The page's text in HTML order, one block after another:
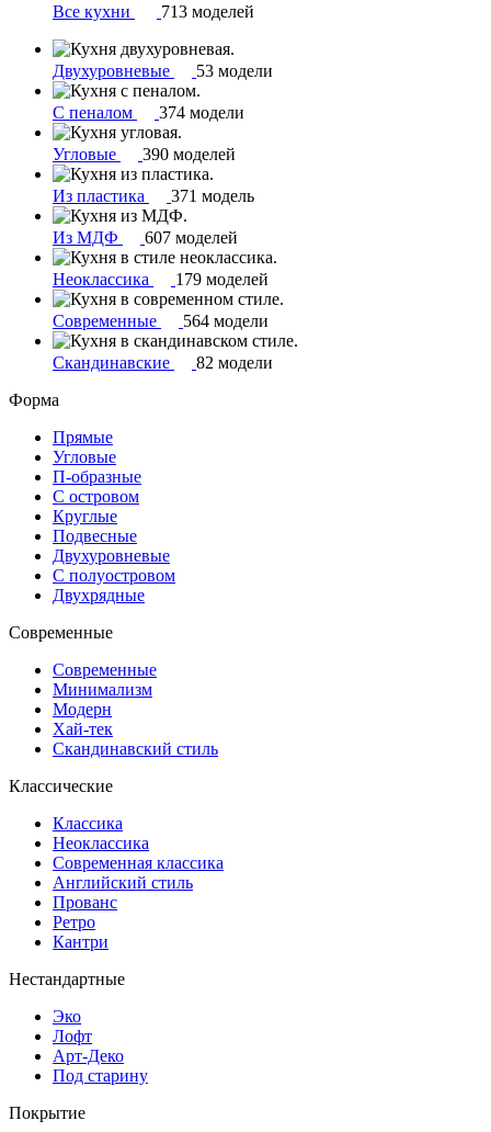
Все кухни 713 моделей
Двухуровневые 53 модели
С пеналом 374 модели
Угловые 390 моделей
Из пластика 371 модель
Из МДФ 607 моделей
Неоклассика 179 моделей
Современные 564 модели
Скандинавские
82 модели
Форма
Прямые
Угловые
П-образные
С островом
Круглые
Подвесные
Двухуровневые
С полуостровом
Двухрядные
Современные
Современные
Минимализм
Модерн
Хай-тек
Скандинавский стиль
Классические
Классика
Неоклассика
Современная классика
Английский стиль
Прованс
Ретро
Кантри
Нестандартные
Эко
Лофт
Арт-Деко
Под старину
Покрытие